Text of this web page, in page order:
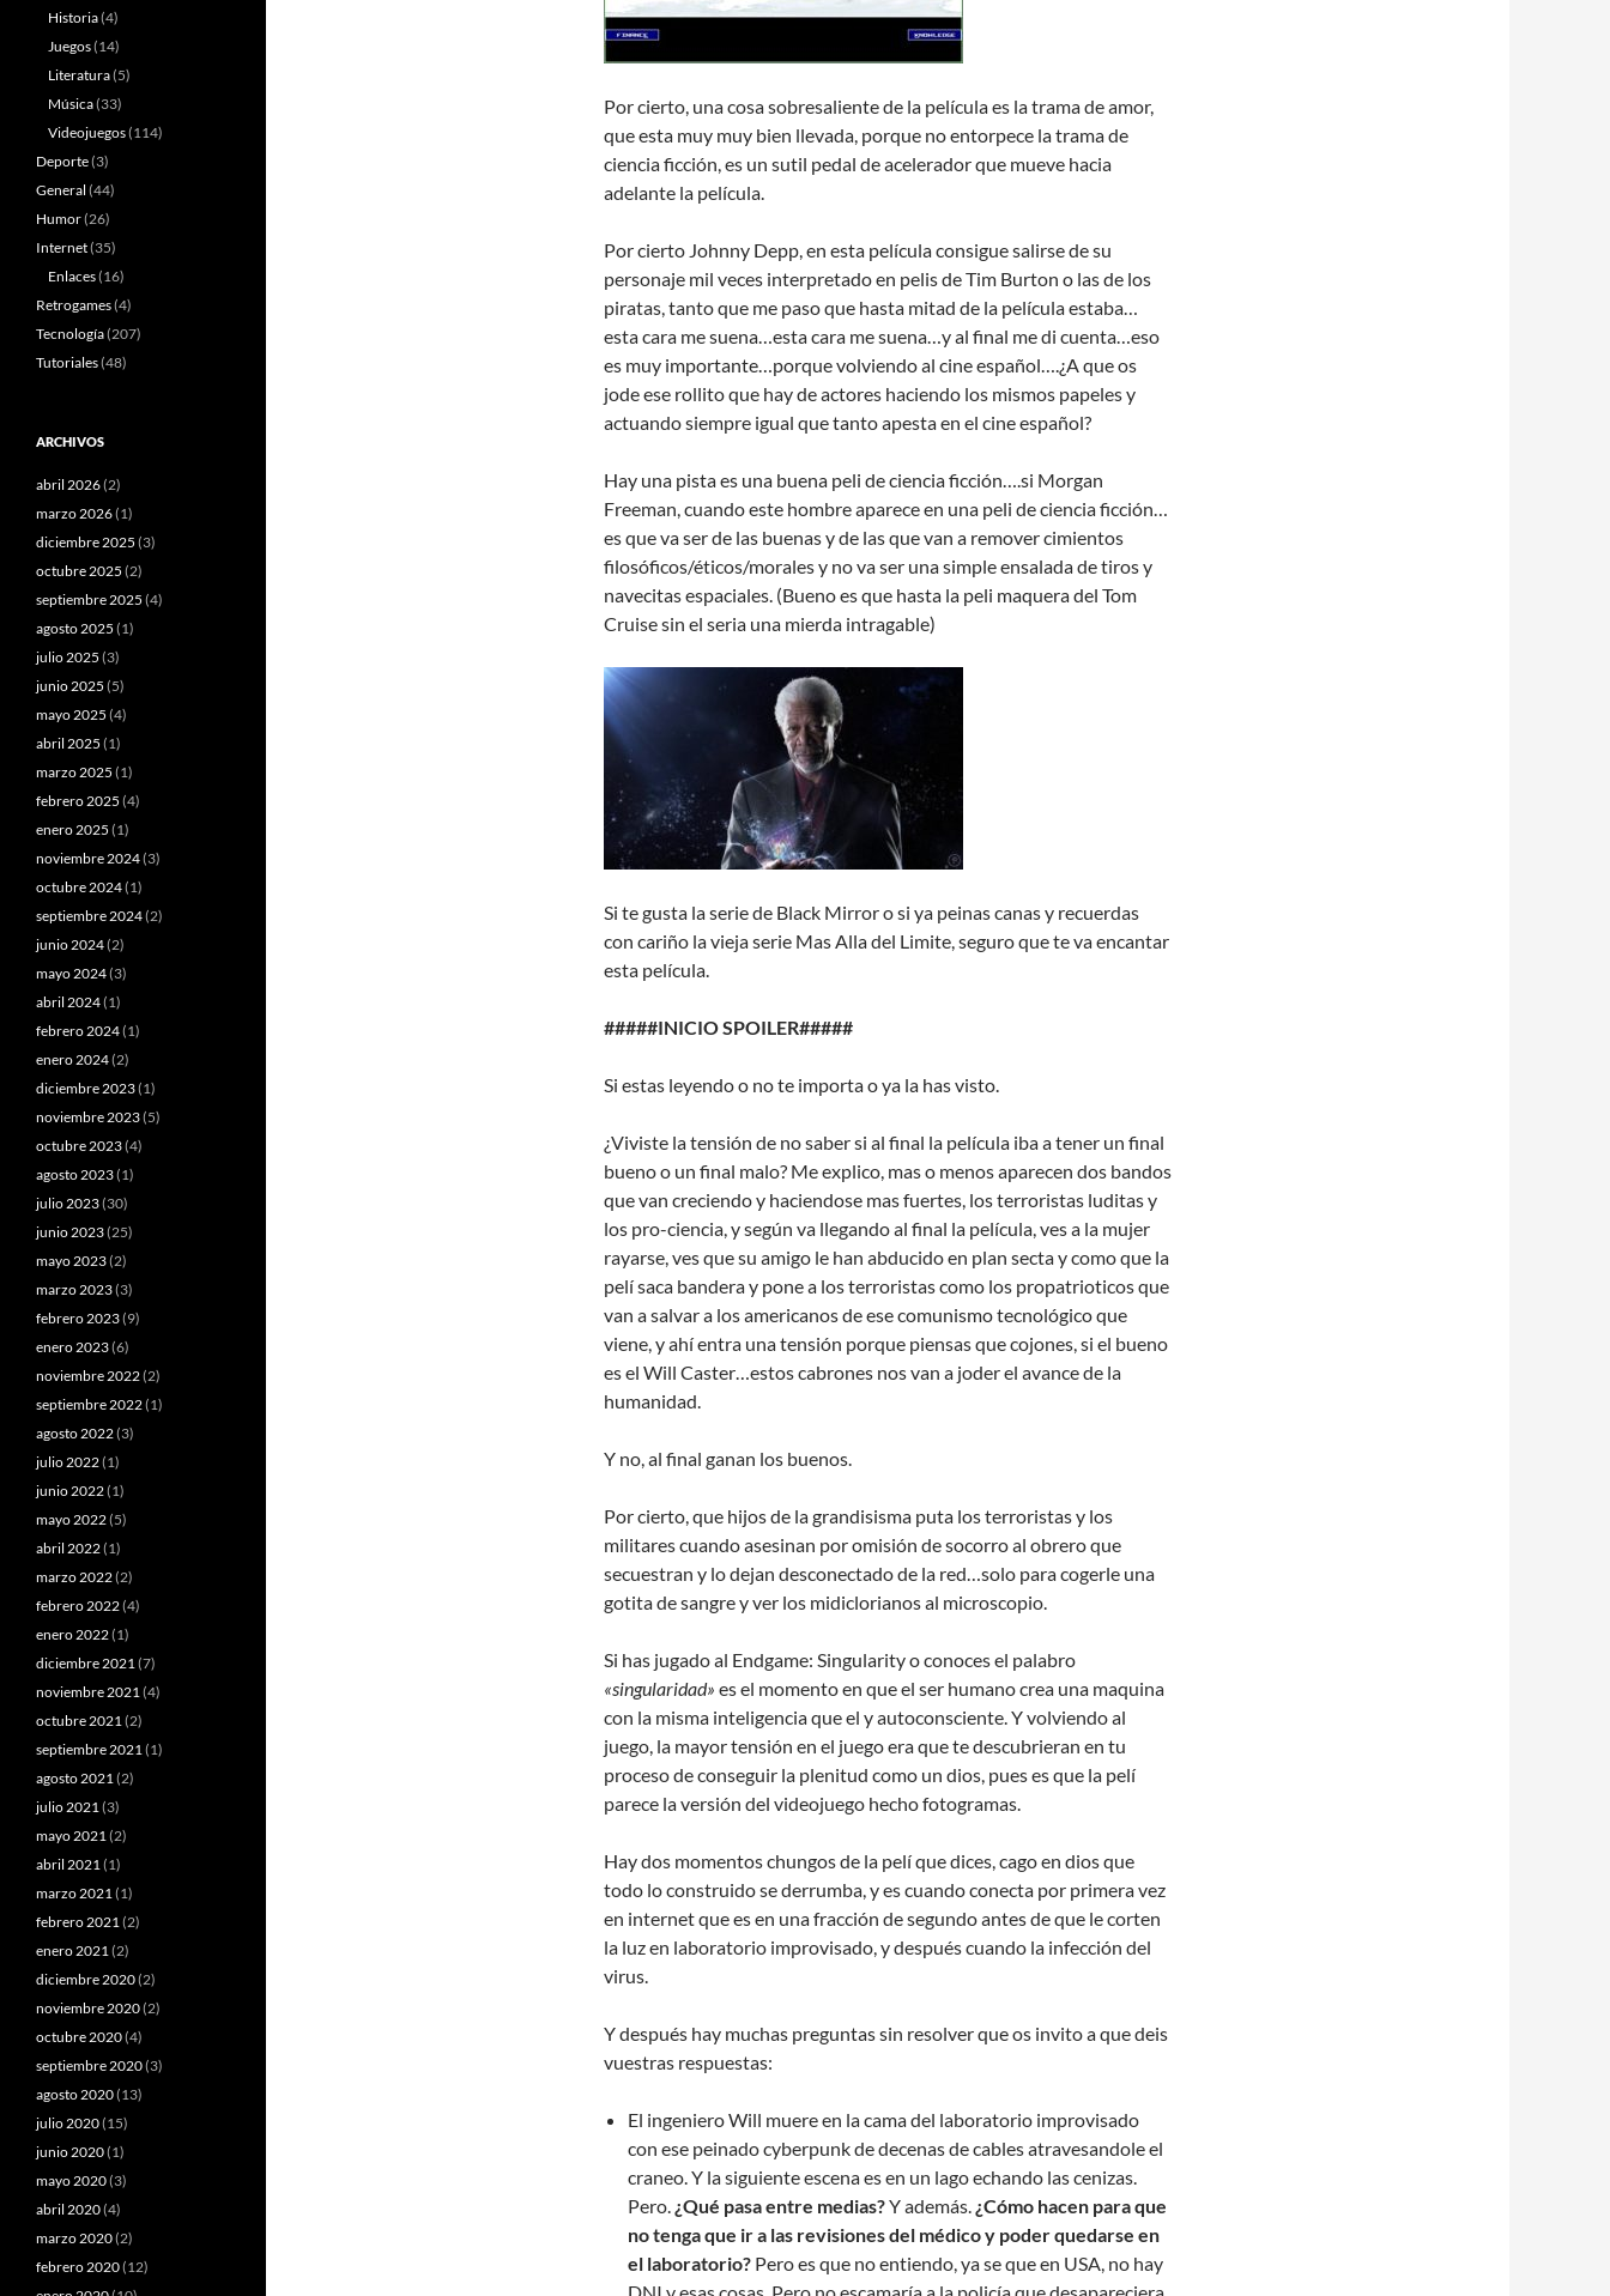
Por cierto, una cosa sobresaliente de la película es la trama de amor,
que esta muy muy bien llevada, porque no entorpece la trama de
ciencia ficción, es un sutil pedal de acelerador que mueve hacia
adelante la película.
Por cierto Johnny Depp, en esta película consigue salirse de su
personaje mil veces interpretado en pelis de Tim Burton o las de los
piratas, tanto que me paso que hasta mitad de la película estaba…
esta cara me suena…esta cara me suena…y al final me di cuenta…eso
es muy importante…porque volviendo al cine español….¿A que os
jode ese rollito que hay de actores haciendo los mismos papeles y
actuando siempre igual que tanto apesta en el cine español?
Hay una pista es una buena peli de ciencia ficción….si Morgan
Freeman, cuando este hombre aparece en una peli de ciencia ficción…
es que va ser de las buenas y de las que van a remover cimientos
filosóficos/éticos/morales y no va ser una simple ensalada de tiros y
navecitas espaciales. (Bueno es que hasta la peli maquera del Tom
Cruise sin el seria una mierda intragable)
Si te gusta la serie de Black Mirror o si ya peinas canas y recuerdas
con cariño la vieja serie Mas Alla del Limite, seguro que te va encantar
esta película.
#####INICIO SPOILER#####
Si estas leyendo o no te importa o ya la has visto.
¿Viviste la tensión de no saber si al final la película iba a tener un final
bueno o un final malo? Me explico, mas o menos aparecen dos bandos
que van creciendo y haciendose mas fuertes, los terroristas luditas y
los pro-ciencia, y según va llegando al final la película, ves a la mujer
rayarse, ves que su amigo le han abducido en plan secta y como que la
pelí saca bandera y pone a los terroristas como los propatrioticos que
van a salvar a los americanos de ese comunismo tecnológico que
viene, y ahí entra una tensión porque piensas que cojones, si el bueno
es el Will Caster…estos cabrones nos van a joder el avance de la
humanidad.
Y no, al final ganan los buenos.
Por cierto, que hijos de la grandisisma puta los terroristas y los
militares cuando asesinan por omisión de socorro al obrero que
secuestran y lo dejan desconectado de la red…solo para cogerle una
gotita de sangre y ver los midiclorianos al microscopio.
Si has jugado al Endgame: Singularity o conoces el palabro
«singularidad» es el momento en que el ser humano crea una maquina
con la misma inteligencia que el y autoconsciente. Y volviendo al
juego, la mayor tensión en el juego era que te descubrieran en tu
proceso de conseguir la plenitud como un dios, pues es que la pelí
parece la versión del videojuego hecho fotogramas.
Hay dos momentos chungos de la pelí que dices, cago en dios que
todo lo construido se derrumba, y es cuando conecta por primera vez
en internet que es en una fracción de segundo antes de que le corten
la luz en laboratorio improvisado, y después cuando la infección del
virus.
Y después hay muchas preguntas sin resolver que os invito a que deis
vuestras respuestas:
El ingeniero Will muere en la cama del laboratorio improvisado
con ese peinado cyberpunk de decenas de cables atravesandole el
craneo. Y la siguiente escena es en un lago echando las cenizas.
Pero. ¿Qué pasa entre medias?Y además. ¿Cómo hacen para que
no tenga que ir a las revisiones del médico y poder quedarse en
el laboratorio? Pero es que no entiendo, ya se que en USA, no hay
Historia(4)
Juegos(14)
Literatura(5)
Música(33)
Videojuegos(114)
Deporte(3)
General (44)
Humor(26)
Internet(35)
Enlaces(16)
Retrogames(4)
Tecnología(207)
Tutoriales(48)
ARCHIVOS
abril 2026(2)
marzo 2026(1)
diciembre 2025 (3)
octubre 2025 (2)
septiembre 2025 (4)
agosto 2025 (1)
julio 2025 (3)
junio 2025 (5)
mayo 2025 (4)
abril 2025 (1)
marzo 2025 (1)
febrero 2025 (4)
enero 2025 (1)
noviembre 2024(3)
octubre 2024(1)
septiembre 2024(2)
junio 2024(2)
mayo 2024(3)
abril 2024(1)
febrero 2024(1)
enero 2024(2)
diciembre 2023(1)
noviembre 2023(5)
octubre 2023(4)
agosto 2023(1)
julio 2023(30)
junio 2023(25)
mayo 2023(2)
marzo 2023(3)
febrero 2023(9)
enero 2023(6)
noviembre 2022(2)
septiembre 2022(1)
agosto 2022(3)
julio 2022(1)
junio 2022(1)
mayo 2022(5)
abril 2022(1)
marzo 2022(2)
febrero 2022(4)
enero 2022(1)
diciembre 2021(7)
noviembre 2021(4)
octubre 2021(2)
septiembre 2021(1)
agosto 2021(2)
julio 2021(3)
mayo 2021(2)
abril 2021(1)
marzo 2021(1)
febrero 2021(2)
enero 2021(2)
diciembre 2020(2)
noviembre 2020(2)
octubre 2020(4)
septiembre 2020(3)
agosto 2020(13)
julio 2020(15)
junio 2020(1)
mayo 2020(3)
abril 2020(4)
marzo 2020(2)
febrero 2020(12)